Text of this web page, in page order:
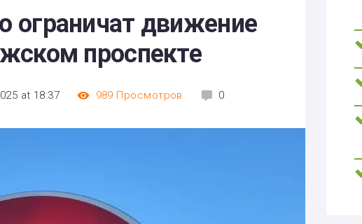
ограничат движение
проспекте
at 18:37 989 Просмотров 0